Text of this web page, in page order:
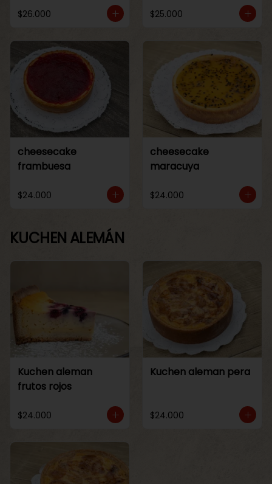
$26.000 $25.000
cheesecake
frambuesa
$24.000
cheesecake
maracuya
$24.000
KUCHEN ALEMÁN
Kuchen aleman
frutos rojos
$24.000
Kuchen aleman pera
$24.000